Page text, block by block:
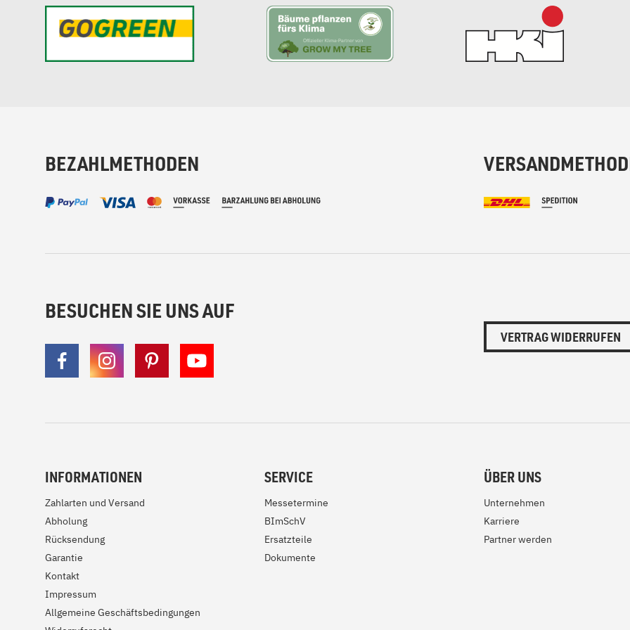
BEZAHLMETHODEN
BESUCHEN SIE UNS AUF
VERTRAG WIDERRUFEN
INFORMATIONEN
Zahlarten und Versand
Abholung
Rücksendung
Garantie
Kontakt
Impressum
Allgemeine Geschäftsbedingungen
SERVICE
Messetermine
BImSchV
Ersatzteile
Dokumente
ÜBER UNS
Unternehmen
Karriere
Partner werden